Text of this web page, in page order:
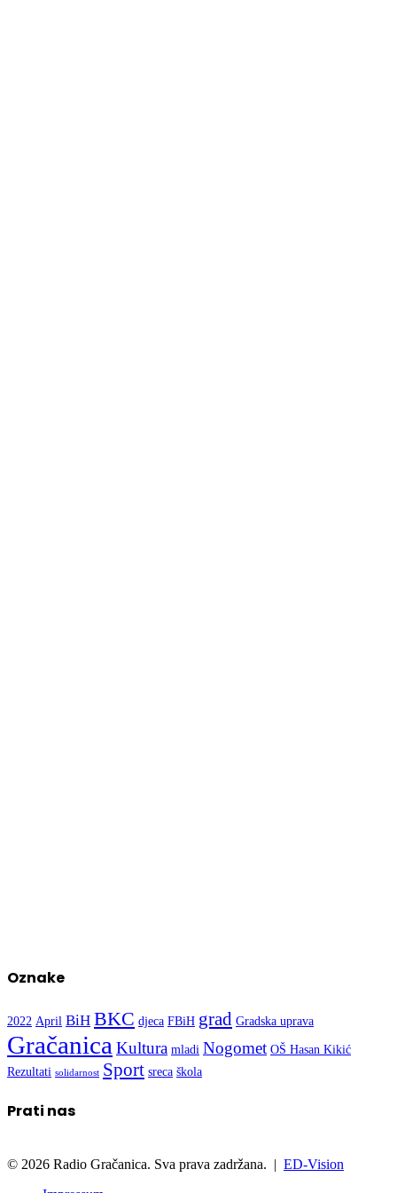
Oznake
2022 April BiH BKC djeca FBiH grad Gradska uprava
GračanicaKultura mladi Nogomet OŠ Hasan Kikić
Rezultati solidarnost Sport sreca škola
Prati nas
© 2026 Radio Gračanica. Sva prava zadržana. | ED-Vision